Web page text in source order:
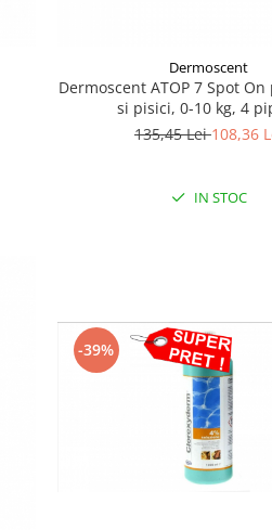
Dermoscent
Dermoscent ATOP 7 Spot
si pisici, 0-10 kg, 4
135,45 Lei108,36
IN STOC
-39%